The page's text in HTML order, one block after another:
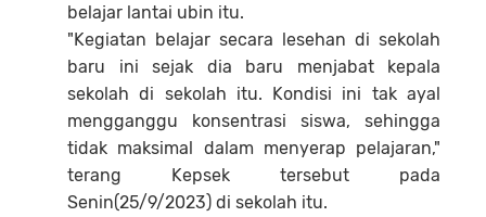
belajar lantai ubin itu.
"Kegiatan belajar secara lesehan di sekolah
baru ini sejak dia baru menjabat kepala
sekolah di sekolah itu. Kondisi ini tak ayal
mengganggu konsentrasi siswa, sehingga
tidak maksimal dalam menyerap pelajaran,"
terang Kepsek tersebut pada
Senin(25/9/2023) di sekolah itu.